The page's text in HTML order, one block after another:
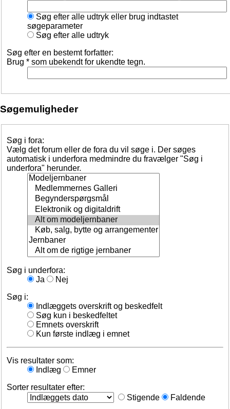
Søg efter alle udtryk eller brug indtastet
søgeparameter
Søg efter alle udtryk
Søg efter en bestemt forfatter:
Brug * som ubekendt for ukendte tegn.
Søgemuligheder
Søg i fora:
Vælg det forum eller de fora du vil søge i. Der søges
automatisk i underfora medmindre du fravælger "Søg i
underfora" herunder.
Søg i underfora:
Ja
Nej
Søg i:
Indlæggets overskrift og beskedfelt
Søg kun i beskedfeltet
Emnets overskrift
Kun første indlæg i emnet
Vis resultater som:
Indlæg
Emner
Sorter resultater efter:
Stigende
Faldende